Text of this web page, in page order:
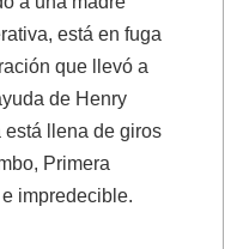
está en fuga
que llevó a
de Henry
está llena de giros
Primera
impredecible.